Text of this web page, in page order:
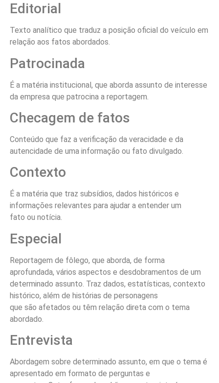
Editorial
Texto analítico que traduz a posição oficial do veículo em
relação aos fatos abordados.
Patrocinada
É a matéria institucional, que aborda assunto de interesse
da empresa que patrocina a reportagem.
Checagem de fatos
Conteúdo que faz a verificação da veracidade e da
autencidade de uma informação ou fato divulgado.
Contexto
É a matéria que traz subsídios, dados históricos e
informações relevantes para ajudar a entender um
fato ou notícia.
Especial
Reportagem de fôlego, que aborda, de forma
aprofundada, vários aspectos e desdobramentos de um
determinado assunto. Traz dados, estatísticas, contexto
histórico, além de histórias de personagens
que são afetados ou têm relação direta com o tema
abordado.
Entrevista
Abordagem sobre determinado assunto, em que o tema é
apresentado em formato de perguntas e